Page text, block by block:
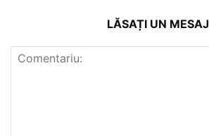
LĂSAȚI UN MESAJ